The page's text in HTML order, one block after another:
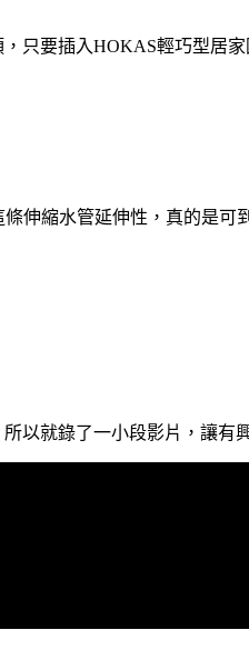
只要插入HOKAS輕巧型居
條伸縮水管延伸性，真的是可
以就錄了一小段影片，讓有